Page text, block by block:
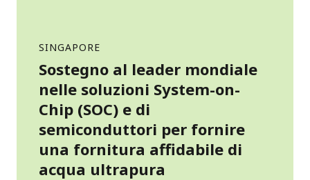
SINGAPORE
Sostegno al leader mondiale
nelle soluzioni System-on-
Chip (SOC) e di
semiconduttori per fornire
una fornitura affidabile di
acqua ultrapura